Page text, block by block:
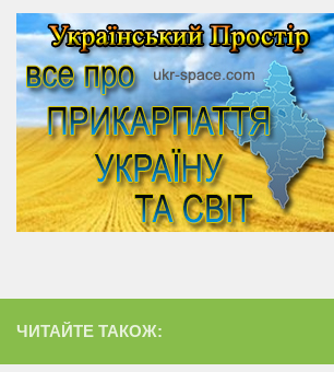
ЧИТАЙТЕ ТАКОЖ: